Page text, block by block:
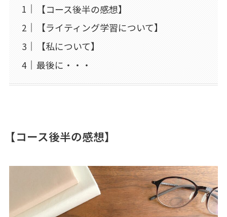
【コース後半の感想】
【ライティング学習について】
【私について】
最後に・・・
【コース後半の感想】